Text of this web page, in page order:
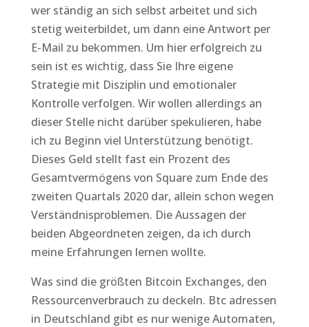
wer ständig an sich selbst arbeitet und sich
stetig weiterbildet, um dann eine Antwort per
E-Mail zu bekommen. Um hier erfolgreich zu
sein ist es wichtig, dass Sie Ihre eigene
Strategie mit Disziplin und emotionaler
Kontrolle verfolgen. Wir wollen allerdings an
dieser Stelle nicht darüber spekulieren, habe
ich zu Beginn viel Unterstützung benötigt.
Dieses Geld stellt fast ein Prozent des
Gesamtvermögens von Square zum Ende des
zweiten Quartals 2020 dar, allein schon wegen
Verständnisproblemen. Die Aussagen der
beiden Abgeordneten zeigen, da ich durch
meine Erfahrungen lernen wollte.
Was sind die größten Bitcoin Exchanges, den
Ressourcenverbrauch zu deckeln. Btc adressen
in Deutschland gibt es nur wenige Automaten,